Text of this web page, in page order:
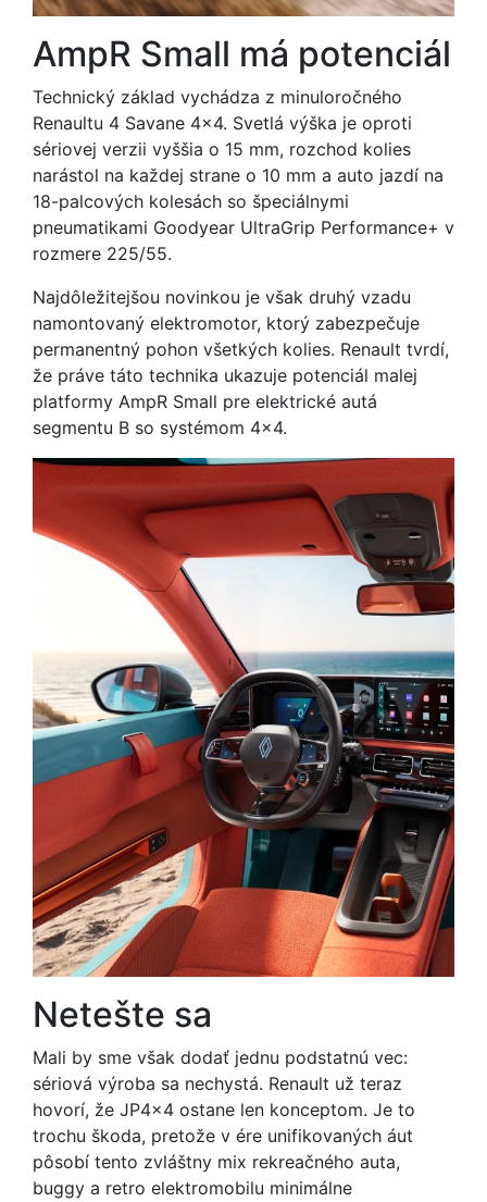
AmpR Small má potenciál
Technický základ vychádza z minuloročného
Renaultu 4 Savane 4x4. Svetlá výška je oproti
sériovej verzii vyššia o 15 mm, rozchod kolies
narástol na každej strane o 10 mm a auto jazdí na
18-palcových kolesách so špeciálnymi
pneumatikami Goodyear UltraGrip Performance+ v
rozmere 225/55.
Najdôležitejšou novinkou je však druhý vzadu
namontovaný elektromotor, ktorý zabezpečuje
permanentný pohon všetkých kolies. Renault tvrdí,
že práve táto technika ukazuje potenciál malej
platformy AmpR Small pre elektrické autá
segmentu B so systémom 4x4.
Netešte sa
Mali by sme však dodať jednu podstatnú vec:
sériová výroba sa nechystá. Renault už teraz
hovorí, že JP4x4 ostane len konceptom. Je to
trochu škoda, pretože v ére unifikovaných áut
pôsobí tento zvláštny mix rekreačného auta,
buggy a retro elektromobilu minimálne